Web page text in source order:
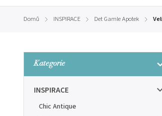
Domů / INSPIRACE / Det Gamle Apotek /
Kategorie
INSPIRACE
Chic Antique